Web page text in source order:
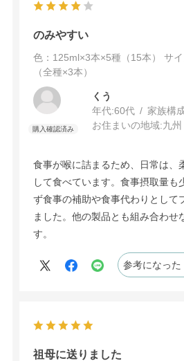
のみやすい
色：125ml×3本×5種（15本）
サ
（全種×3本）
くう
年代:60代 家族構
お住まいの地域:九
食事が喉に詰まるため、日常は、
して食べています。食事摂取量も
ず食事の補助や食事代わりとして
ました。他の製品とも組み合わせ
す。
参考になった
祖母に送りました